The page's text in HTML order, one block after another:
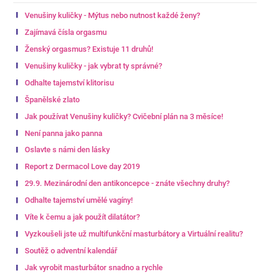
Venušiny kuličky - Mýtus nebo nutnost každé ženy?
Zajímavá čísla orgasmu
Ženský orgasmus? Existuje 11 druhů!
Venušiny kuličky - jak vybrat ty správné?
Odhalte tajemství klitorisu
Španělské zlato
Jak používat Venušiny kuličky? Cvičební plán na 3 měsíce!
Není panna jako panna
Oslavte s námi den lásky
Report z Dermacol Love day 2019
29.9. Mezinárodní den antikoncepce - znáte všechny druhy?
Odhalte tajemství umělé vagíny!
Víte k čemu a jak použít dilatátor?
Vyzkoušeli jste už multifunkční masturbátory a Virtuální realitu?
Soutěž o adventní kalendář
Jak vyrobit masturbátor snadno a rychle